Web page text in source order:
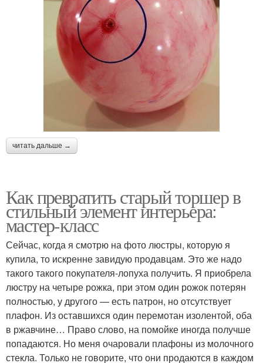
читать дальше →
Как превратить старый торшер в
стильный элемент интерьера:
мастер-класс
Сейчас, когда я смотрю на фото люстры, которую я
купила, то искренне завидую продавцам. Это же надо
такого такого покупателя-лопуха получить. Я приобрела
люстру на четыре рожка, при этом один рожок потерян
полностью, у другого — есть патрон, но отсутствует
плафон. Из оставшихся один перемотан изолентой, оба
в ржавчине… Право слово, на помойке иногда получше
попадаются. Но меня очаровали плафоны из молочного
стекла. Только не говорите, что они продаются в каждом